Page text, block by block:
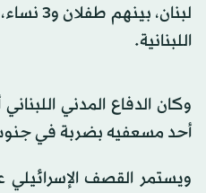
لبنان،
اللبنانية.
وكان الدفاع المدني
أحد مسعفيه بضربة في
ويستمر القصف الإسرائيلي